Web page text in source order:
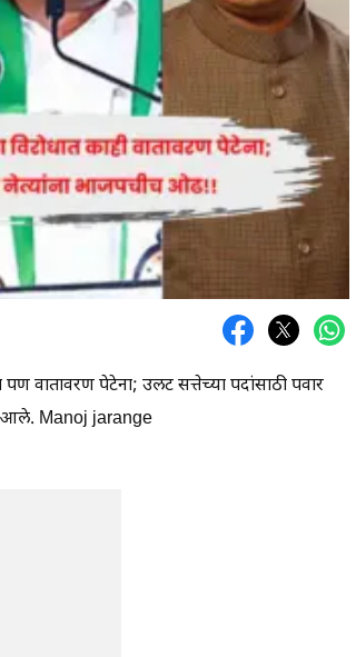
वातावरण पेटेना; उलट सत्तेच्या पदांसाठी पवार
आले. Manoj jarange